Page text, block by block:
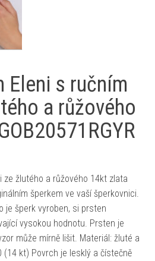
Eleni s ručním
a růžového
ze žlutého a růžového 14kt zlata
šperkem ve vaší šperkovnici.
je šperk vyroben, si prsten
vysokou hodnotu. Prsten je
může mírně lišit. Materiál: žluté a
(14 kt) Povrch je lesklý a čístečně